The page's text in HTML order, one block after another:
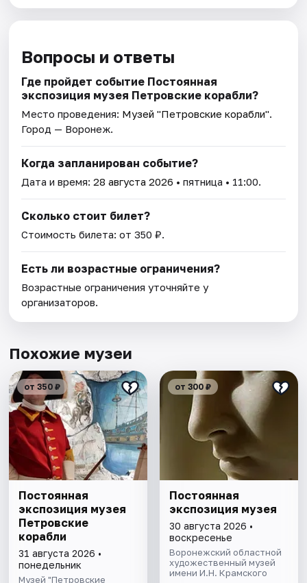
Вопросы и ответы
Где пройдет событие Постоянная
экспозиция музея Петровские корабли?
Место проведения: Музей "Петровские корабли".
Город — Воронеж.
Когда запланирован событие?
Дата и время:28 августа 2026 • пятница • 11:00.
Сколько стоит билет?
Стоимость билета: от 350 ₽.
Есть ли возрастные ограничения?
Возрастные ограничения уточняйте у
организаторов.
Похожие музеи
от 350 ₽
Постоянная
экспозиция музея
Петровские
корабли
31 августа 2026 •
понедельник
Музей "Петровские
от 300 ₽
Постоянная
экспозиция музея
30 августа 2026 •
воскресенье
Воронежский областной
художественный музей
имени И.Н. Крамского